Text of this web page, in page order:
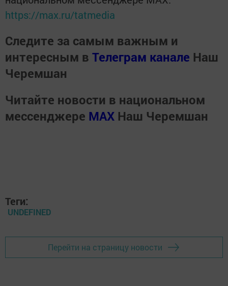
https://max.ru/tatmedia
Следите за самым важным и
интересным в Телеграм канале Наш
Черемшан
Читайте новости в национальном
мессенджере MАХ Наш Черемшан
Теги:
UNDEFINED
Перейти на страницу новости